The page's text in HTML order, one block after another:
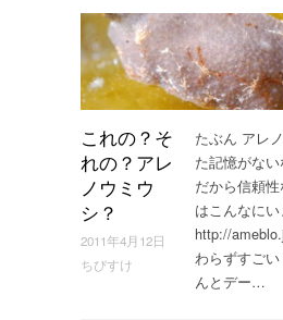
これの？そ
れの？アレ
ノウミウ
シ？
2011年4月12日
ちびすけ
たぶん アレ
た記憶がな
だから信頼
はこんなに
http://
わらずすご
んとデー…